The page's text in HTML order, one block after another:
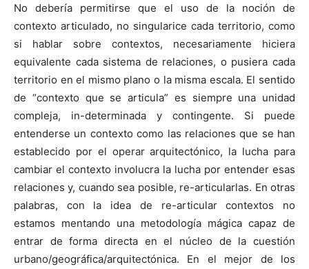
No debería permitirse que el uso de la noción de
contexto articulado, no singularice cada territorio, como
si hablar sobre contextos, necesariamente hiciera
equivalente cada sistema de relaciones, o pusiera cada
territorio en el mismo plano o la misma escala. El sentido
de “contexto que se articula” es siempre una unidad
compleja, in-determinada y contingente. Si puede
entenderse un contexto como las relaciones que se han
establecido por el operar arquitectónico, la lucha para
cambiar el contexto involucra la lucha por entender esas
relaciones y, cuando sea posible, re-articularlas. En otras
palabras, con la idea de re-articular contextos no
estamos mentando una metodología mágica capaz de
entrar de forma directa en el núcleo de la cuestión
urbano/geográfica/arquitectónica. En el mejor de los